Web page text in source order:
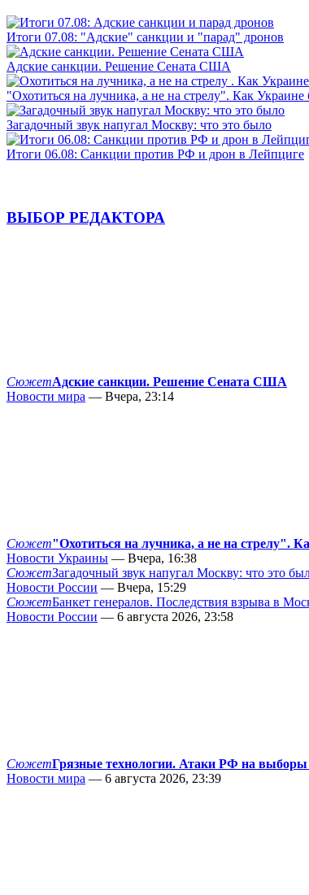
Итоги 07.08: "Адские" санкции и "парад" дронов
Адские санкции. Решение Сената США
"Охотиться на лучника, а не на стрелу". Как Украине
Загадочный звук напугал Москву: что это было
Итоги 06.08: Санкции против РФ и дрон в Лейпциге
ВЫБОР РЕДАКТОРА
СюжетАдские санкции. Решение Сената США
Новости мира — Вчера, 23:14
Сюжет"Охотиться на лучника, а не на стрелу".
Новости Украины — Вчера, 16:38
СюжетЗагадочный звук напугал Москву: что это
Новости России — Вчера, 15:29
СюжетБанкет генералов. Последствия взрыва в
Новости России — 6 августа 2026, 23:58
СюжетГрязные технологии. Атаки РФ на
Новости мира — 6 августа 2026, 23:39